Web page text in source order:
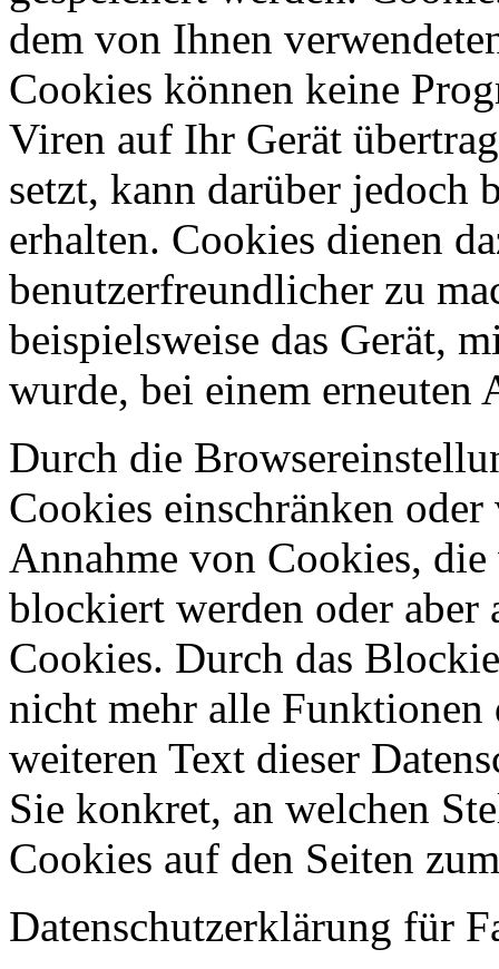
dem von Ihnen
Cookies können keine
Viren auf Ihr Gerät
setzt, kann darüber jedoch
erhalten. Cookies dienen
benutzerfreundlicher zu
beispielsweise das Gerät,
wurde, bei einem erneuten
Durch die
Cookies einschränken
Annahme von Cookies,
blockiert werden oder aber
Cookies. Durch das
nicht mehr alle Funktionen
weiteren Text dieser
Sie konkret, an welchen
Cookies auf den Seiten
Datenschutzerklärung für